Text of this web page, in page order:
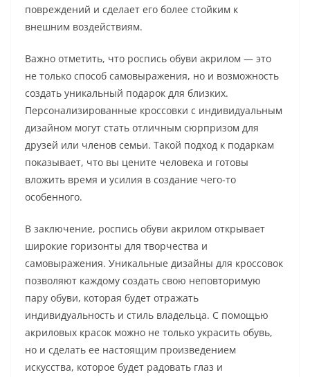
повреждений и сделает его более стойким к
внешним воздействиям.
Важно отметить, что роспись обуви акрилом — это
не только способ самовыражения, но и возможность
создать уникальный подарок для близких.
Персонализированные кроссовки с индивидуальным
дизайном могут стать отличным сюрпризом для
друзей или членов семьи. Такой подход к подаркам
показывает, что вы цените человека и готовы
вложить время и усилия в создание чего-то
особенного.
В заключение, роспись обуви акрилом открывает
широкие горизонты для творчества и
самовыражения. Уникальные дизайны для кроссовок
позволяют каждому создать свою неповторимую
пару обуви, которая будет отражать
индивидуальность и стиль владельца. С помощью
акриловых красок можно не только украсить обувь,
но и сделать ее настоящим произведением
искусства, которое будет радовать глаз и